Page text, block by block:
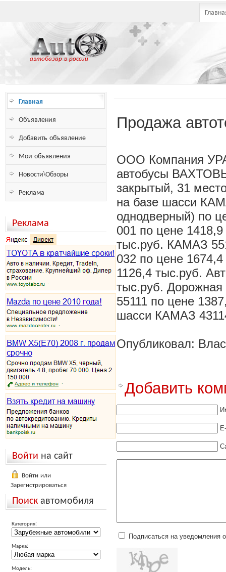
автобазар в россии
Главная
Объявления
Добавить объявление
Мои объявления
Новости\Обзоры
Реклама
Реклама
Войти на сайт
Войти или
Зарегистрироваться
Поискавтомобиля
Категория:
Марка:
Модель:
Продажа
ООО Компания
автобусы
закрытый, 31
на базе шасси
однодверный) по
001 по цене
тыс.руб. КАМАЗ
032 по цене
1126,4 тыс.руб.
тыс.руб.
55111 по цене
шасси КАМАЗ
Опубликовал:
Добавить
Подписаться на уведомления